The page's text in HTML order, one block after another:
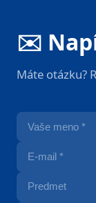
✉️
Máte otázku?